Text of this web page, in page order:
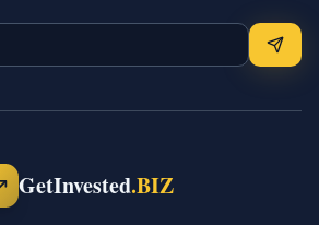
GetInvested.BIZ